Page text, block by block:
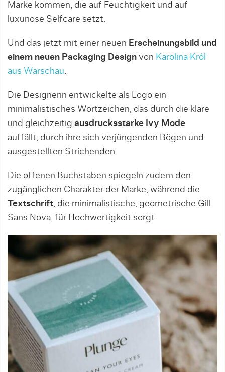
Marke kommen, die auf Feuchtigkeit und auf
luxuriöse Selfcare setzt.
Und das jetzt mit einer neuen Erscheinungsbild und
einem neuen Packaging Design von Karolina Król
aus Warschau.
Die Designerin entwickelte als Logo ein
minimalistisches Wortzeichen, das durch die klare
und gleichzeitig ausdrucksstarke Ivy Mode
auffällt, durch ihre sich verjüngenden Bögen und
ausgestellten Strichenden.
Die offenen Buchstaben spiegeln zudem den
zugänglichen Charakter der Marke, während die
Textschrift, die minimalistische, geometrische Gill
Sans Nova, für Hochwertigkeit sorgt.